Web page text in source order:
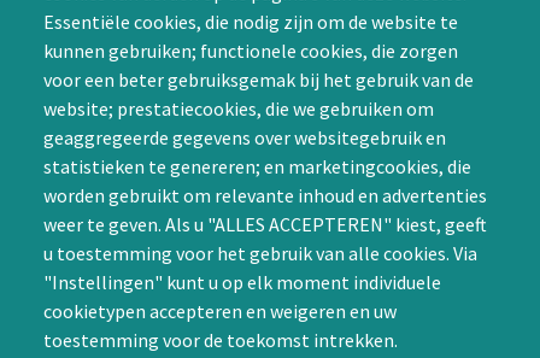
Essentiële cookies, die nodig zijn om de website te
kunnen gebruiken; functionele cookies, die zorgen
voor een beter gebruiksgemak bij het gebruik van de
website; prestatiecookies, die we gebruiken om
geaggregeerde gegevens over websitegebruik en
statistieken te genereren; en marketingcookies, die
worden gebruikt om relevante inhoud en advertenties
weer te geven. Als u "ALLES ACCEPTEREN" kiest, geeft
u toestemming voor het gebruik van alle cookies. Via
"Instellingen" kunt u op elk moment individuele
cookietypen accepteren en weigeren en uw
toestemming voor de toekomst intrekken.
CAPTCHA
Groepen (SIG’s) of zelf een
SIG initiëren
Word lid
Contact
Nienoord 5, 1112 XE Diemen